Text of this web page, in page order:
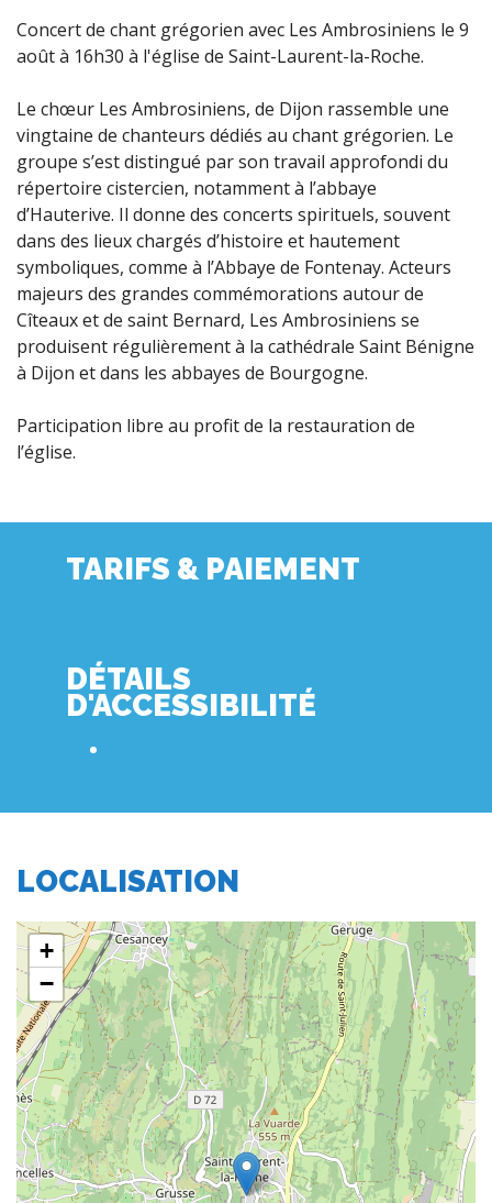
Concert de chant grégorien avec Les Ambrosiniens le 9
août à 16h30 à l'église de Saint-Laurent-la-Roche.
Le chœur Les Ambrosiniens, de Dijon rassemble une
vingtaine de chanteurs dédiés au chant grégorien. Le
groupe s’est distingué par son travail approfondi du
répertoire cistercien, notamment à l’abbaye
d’Hauterive. Il donne des concerts spirituels, souvent
dans des lieux chargés d’histoire et hautement
symboliques, comme à l’Abbaye de Fontenay. Acteurs
majeurs des grandes commémorations autour de
Cîteaux et de saint Bernard, Les Ambrosiniens se
produisent régulièrement à la cathédrale Saint Bénigne
à Dijon et dans les abbayes de Bourgogne.
Participation libre au profit de la restauration de
l’église.
TARIFS & PAIEMENT
DÉTAILS
D'ACCESSIBILITÉ
LOCALISATION
+
−